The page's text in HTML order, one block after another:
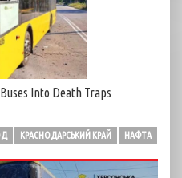
Into Death Traps
КРАСНОДАРСЬКИЙ КРАЙ НАФТА